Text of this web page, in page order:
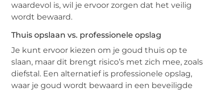
waardevol is, wil je ervoor zorgen dat het veilig
wordt bewaard.
Thuis opslaan vs. professionele opslag
Je kunt ervoor kiezen om je goud thuis op te
slaan, maar dit brengt risico’s met zich mee, zoals
diefstal. Een alternatief is professionele opslag,
waar je goud wordt bewaard in een beveiligde